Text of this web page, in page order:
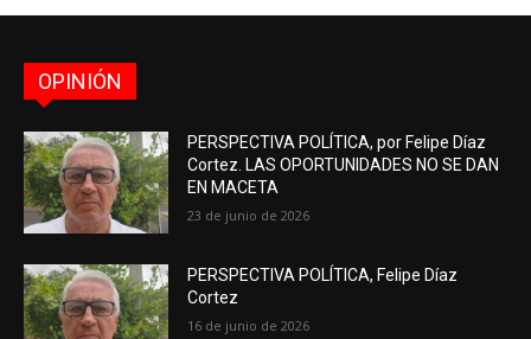
OPINIÓN
PERSPECTIVA POLÍTICA, por Felipe Díaz
Cortez. LAS OPORTUNIDADES NO SE DAN
EN MACETA
23 de junio de 2026
PERSPECTIVA POLÍTICA, Felipe Díaz
Cortez
16 de junio de 2026